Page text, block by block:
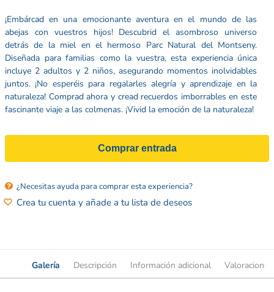
¡Embárcad en una emocionante aventura en el mundo de las
abejas con vuestros hijos! Descubrid el asombroso universo
detrás de la miel en el hermoso Parc Natural del Montseny.
Diseñada para familias como la vuestra, esta experiencia única
incluye 2 adultos y 2 niños, asegurando momentos inolvidables
juntos. ¡No esperéis para regalarles alegría y aprendizaje en la
naturaleza! Comprad ahora y cread recuerdos imborrables en este
fascinante viaje a las colmenas. ¡Vivid la emoción de la naturaleza!
Comprar entrada
¿Necesitas ayuda para comprar esta experiencia?
Crea tu cuenta y añade a tu lista de deseos
Galería Descripción Información adicional Valoraciones